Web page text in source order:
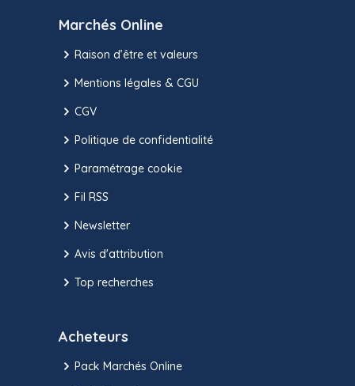
Marchés Online
Raison d’être et valeurs
Mentions légales & CGU
CGV
Politique de confidentialité
Paramétrage cookie
Fil RSS
Newsletter
Avis d'attribution
Top recherches
Acheteurs
Pack Marchés Online